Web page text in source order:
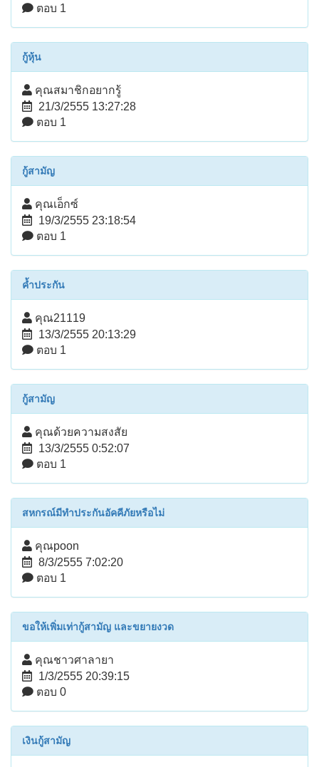
ตอบ 1
กู้หุ้น
คุณสมาชิกอยากรู้
21/3/2555 13:27:28
ตอบ 1
กู้สามัญ
คุณเอ็กซ์
19/3/2555 23:18:54
ตอบ 1
ค้ำประกัน
คุณ21119
13/3/2555 20:13:29
ตอบ 1
กู้สามัญ
คุณด้วยความสงสัย
13/3/2555 0:52:07
ตอบ 1
สหกรณ์มีทำประกันอัคคีภัยหรือไม่
คุณpoon
8/3/2555 7:02:20
ตอบ 1
ขอให้เพิ่มเท่ากู้สามัญ และขยายงวด
คุณชาวศาลายา
1/3/2555 20:39:15
ตอบ 0
เงินกู้สามัญ